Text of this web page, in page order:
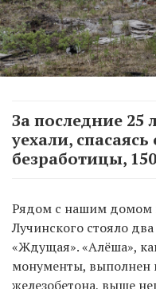
За последние 25
уехали,
безработицы,
Рядом с нашим домом
Лучинского стояло
«Ждущая». «Алёша»,
монументы, выполнен
железобетона, выше